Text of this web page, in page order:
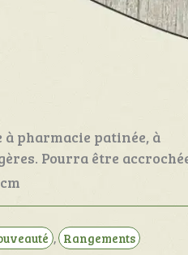
pharmacie patinée, à
Pourra être
, Rangements